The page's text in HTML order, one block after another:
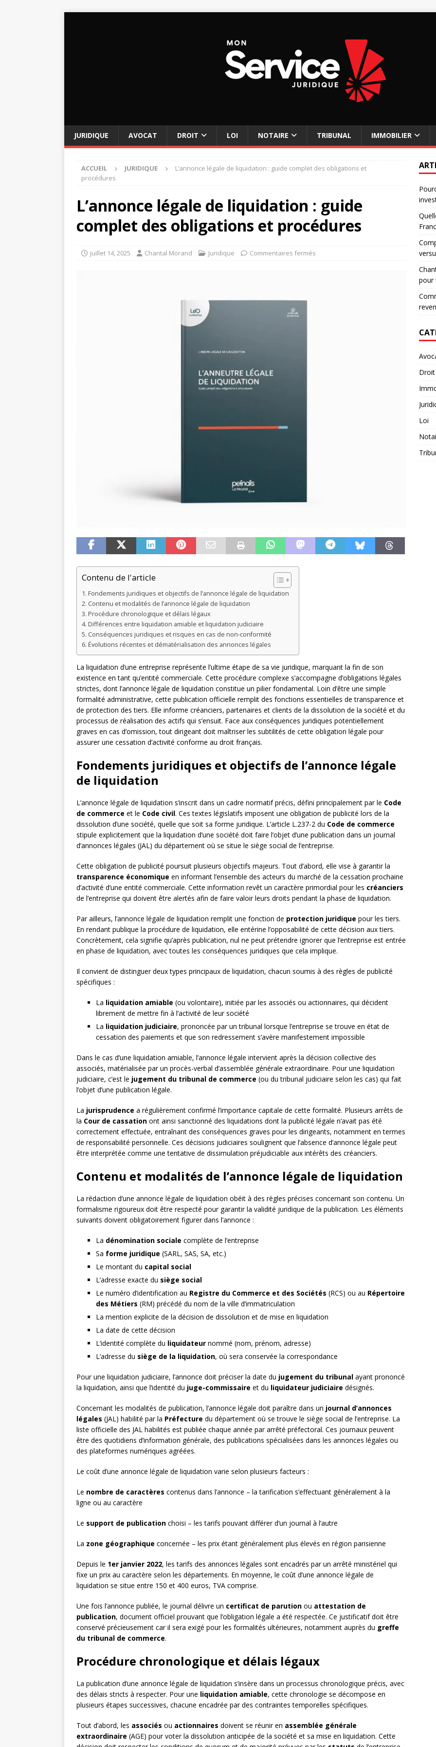
JURIDIQUE AVOCAT DROIT LOI NOTAIRE TRIBUNAL IMMOBILIER
ACCUEIL JURIDIQUE
L’annonce légale de liquidation : guide complet des obligations et
procédures
L’annonce légale de liquidation : guide
complet des obligations et procédures
juillet 14, 2025 Chantal Morand Juridique Commentaires fermés
Contenu de l'article
Fondements juridiques et objectifs de l’annonce légale de liquidation
Contenu et modalités de l’annonce légale de liquidation
Procédure chronologique et délais légaux
Différences entre liquidation amiable et liquidation judiciaire
Conséquences juridiques et risques en cas de non-conformité
Évolutions récentes et dématérialisation des annonces légales
La liquidation d’une entreprise représente l’ultime étape de sa vie juridique, marquant la fin de son
existence en tant qu’entité commerciale. Cette procédure complexe s’accompagne d’obligations légales
strictes, dont l’annonce légale de liquidation constitue un pilier fondamental. Loin d’être une simple
formalité administrative, cette publication officielle remplit des fonctions essentielles de transparence et
de protection des tiers. Elle informe créanciers, partenaires et clients de la dissolution de la société et du
processus de réalisation des actifs qui s’ensuit. Face aux conséquences juridiques potentiellement
graves en cas d’omission, tout dirigeant doit maîtriser les subtilités de cette obligation légale pour
assurer une cessation d’activité conforme au droit français.
Fondements juridiques et objectifs de l’annonce légale
de liquidation
L’annonce légale de liquidation s’inscrit dans un cadre normatif précis, défini principalement par le Code
de commerce et le Code civil. Ces textes législatifs imposent une obligation de publicité lors de la
dissolution d’une société, quelle que soit sa forme juridique. L’article L.237-2 du Code de commerce
stipule explicitement que la liquidation d’une société doit faire l’objet d’une publication dans un journal
d’annonces légales (JAL) du département où se situe le siège social de l’entreprise.
Cette obligation de publicité poursuit plusieurs objectifs majeurs. Tout d’abord, elle vise à garantir la
transparence économique en informant l’ensemble des acteurs du marché de la cessation prochaine
d’activité d’une entité commerciale. Cette information revêt un caractère primordial pour les créanciers
de l’entreprise qui doivent être alertés afin de faire valoir leurs droits pendant la phase de liquidation.
Par ailleurs, l’annonce légale de liquidation remplit une fonction de protection juridique pour les tiers.
En rendant publique la procédure de liquidation, elle entérine l’opposabilité de cette décision aux tiers.
Concrètement, cela signifie qu’après publication, nul ne peut prétendre ignorer que l’entreprise est entrée
en phase de liquidation, avec toutes les conséquences juridiques que cela implique.
Il convient de distinguer deux types principaux de liquidation, chacun soumis à des règles de publicité
spécifiques :
La liquidation amiable (ou volontaire), initiée par les associés ou actionnaires, qui décident
librement de mettre fin à l’activité de leur société
La liquidation judiciaire, prononcée par un tribunal lorsque l’entreprise se trouve en état de
cessation des paiements et que son redressement s’avère manifestement impossible
Dans le cas d’une liquidation amiable, l’annonce légale intervient après la décision collective des
associés, matérialisée par un procès-verbal d’assemblée générale extraordinaire. Pour une liquidation
judiciaire, c’est le jugement du tribunal de commerce (ou du tribunal judiciaire selon les cas) qui fait
l’objet d’une publication légale.
La jurisprudence a régulièrement confirmé l’importance capitale de cette formalité. Plusieurs arrêts de
la Cour de cassation ont ainsi sanctionné des liquidations dont la publicité légale n’avait pas été
correctement effectuée, entraînant des conséquences graves pour les dirigeants, notamment en termes
de responsabilité personnelle. Ces décisions judiciaires soulignent que l’absence d’annonce légale peut
être interprétée comme une tentative de dissimulation préjudiciable aux intérêts des créanciers.
Contenu et modalités de l’annonce légale de liquidation
La rédaction d’une annonce légale de liquidation obéit à des règles précises concernant son contenu. Un
formalisme rigoureux doit être respecté pour garantir la validité juridique de la publication. Les éléments
suivants doivent obligatoirement figurer dans l’annonce :
La dénomination sociale complète de l’entreprise
Sa forme juridique (SARL, SAS, SA, etc.)
Le montant du capital social
L’adresse exacte du siège social
Le numéro d’identification au Registre du Commerce et des Sociétés (RCS) ou au Répertoire
des Métiers (RM) précédé du nom de la ville d’immatriculation
La mention explicite de la décision de dissolution et de mise en liquidation
La date de cette décision
L’identité complète du liquidateur nommé (nom, prénom, adresse)
L’adresse du siège de la liquidation, où sera conservée la correspondance
Pour une liquidation judiciaire, l’annonce doit préciser la date du jugement du tribunal ayant prononcé
la liquidation, ainsi que l’identité du juge-commissaire et du liquidateur judiciaire désignés.
Concernant les modalités de publication, l’annonce légale doit paraître dans un journal d’annonces
légales (JAL) habilité par la Préfecture du département où se trouve le siège social de l’entreprise. La
liste officielle des JAL habilités est publiée chaque année par arrêté préfectoral. Ces journaux peuvent
être des quotidiens d’information générale, des publications spécialisées dans les annonces légales ou
des plateformes numériques agréées.
Le coût d’une annonce légale de liquidation varie selon plusieurs facteurs :
Le nombre de caractères contenus dans l’annonce – la tarification s’effectuant généralement à la
ligne ou au caractère
Le support de publication choisi – les tarifs pouvant différer d’un journal à l’autre
La zone géographique concernée – les prix étant généralement plus élevés en région parisienne
Depuis le 1er janvier 2022, les tarifs des annonces légales sont encadrés par un arrêté ministériel qui
fixe un prix au caractère selon les départements. En moyenne, le coût d’une annonce légale de
liquidation se situe entre 150 et 400 euros, TVA comprise.
Une fois l’annonce publiée, le journal délivre un certificat de parution ou attestation de
publication, document officiel prouvant que l’obligation légale a été respectée. Ce justificatif doit être
conservé précieusement car il sera exigé pour les formalités ultérieures, notamment auprès du greffe
du tribunal de commerce.
Procédure chronologique et délais légaux
La publication d’une annonce légale de liquidation s’insère dans un processus chronologique précis, avec
des délais stricts à respecter. Pour une liquidation amiable, cette chronologie se décompose en
plusieurs étapes successives, chacune encadrée par des contraintes temporelles spécifiques.
Tout d’abord, les associés ou actionnaires doivent se réunir en assemblée générale
extraordinaire (AGE) pour voter la dissolution anticipée de la société et sa mise en liquidation. Cette
pour
Droit
Loi